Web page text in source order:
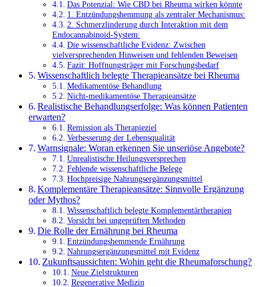
Das Potenzial: Wie CBD bei Rheuma wirken könnte
1. Entzündungshemmung als zentraler Mechanismus:
2. Schmerzlinderung durch Interaktion mit dem
Endocannabinoid-System:
Die wissenschaftliche Evidenz: Zwischen
vielversprechenden Hinweisen und fehlenden Beweisen
Fazit: Hoffnungsträger mit Forschungsbedarf
Wissenschaftlich belegte Therapieansätze bei Rheuma
Medikamentöse Behandlung
Nicht-medikamentöse Therapieansätze
Realistische Behandlungserfolge: Was können Patienten
erwarten?
Remission als Therapieziel
Verbesserung der Lebensqualität
Warnsignale: Woran erkennen Sie unseriöse Angebote?
Unrealistische Heilungsversprechen
Fehlende wissenschaftliche Belege
Hochpreisige Nahrungsergänzungsmittel
Komplementäre Therapieansätze: Sinnvolle Ergänzung
oder Mythos?
Wissenschaftlich belegte Komplementärtherapien
Vorsicht bei ungeprüften Methoden
Die Rolle der Ernährung bei Rheuma
Entzündungshemmende Ernährung
Nahrungsergänzungsmittel mit Evidenz
Zukunftsaussichten: Wohin geht die Rheumaforschung?
Neue Zielstrukturen
Regenerative Medizin